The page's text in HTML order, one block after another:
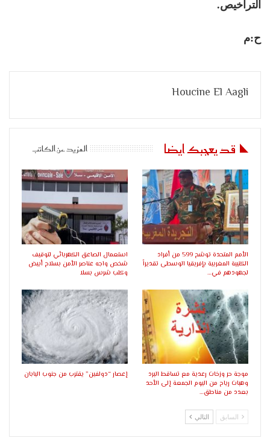
التراخيص.
ح:م
Houcine El Aagli
قد يعجبك ايضا المزيد عن الكاتب
الأمم المتحدة توشح 599 من أفراد
الكتيبة المغربية بإفريقيا الوسطى تقديراً
لجهودهم في…
استعمال الصاعق الكهربائي لتوقيف
شخص واجه عناصر الأمن بسلاح أبيض
وكلب شرس بسلا
موجة حر وزخات رعدية مع تساقط البرد
وهبات رياح من اليوم الجمعة إلى الأحد
بعدد من مناطق…
إعصار “دولفين” يقترب من جنوب اليابان
السابق التالي